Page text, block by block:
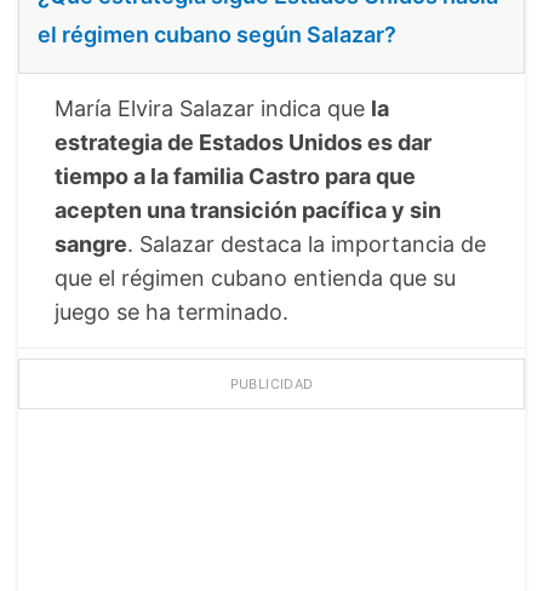
el régimen cubano según Salazar?
María Elvira Salazar indica que la
estrategia de Estados Unidos es dar
tiempo a la familia Castro para que
acepten una transición pacífica y sin
sangre. Salazar destaca la importancia de
que el régimen cubano entienda que su
juego se ha terminado.
PUBLICIDAD